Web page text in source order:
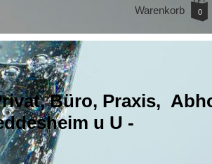
0
Warenkorb
Büro, Praxis,
u U -